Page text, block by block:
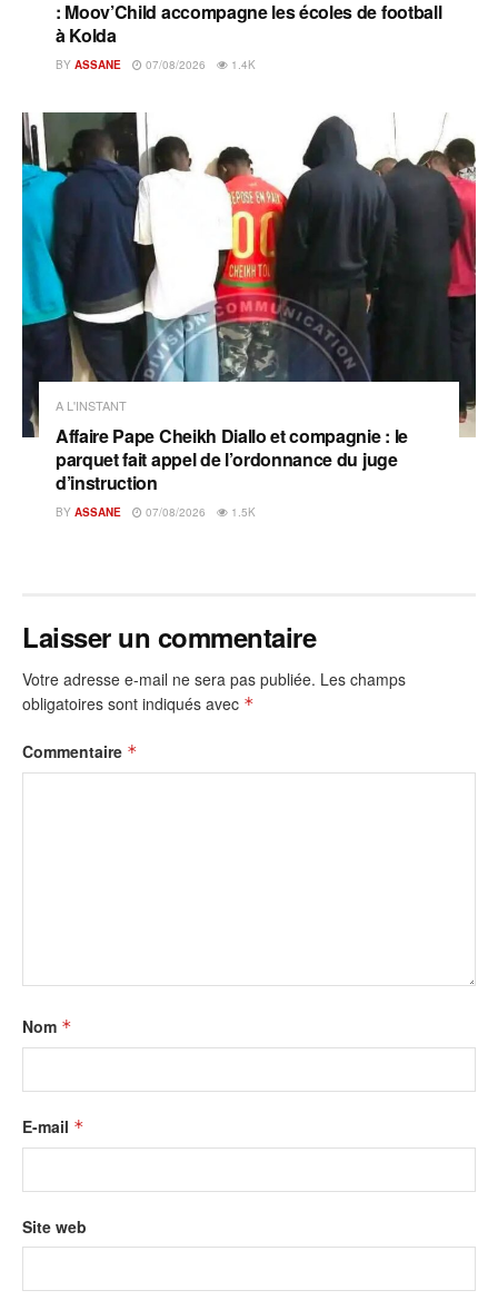
: Moov’Child accompagne les écoles de football
à Kolda
BY ASSANE 07/08/2026 1.4K
A L'INSTANT
Affaire Pape Cheikh Diallo et compagnie : le
parquet fait appel de l’ordonnance du juge
d’instruction
BY ASSANE 07/08/2026 1.5K
Laisser un commentaire
Votre adresse e-mail ne sera pas publiée. Les champs
obligatoires sont indiqués avec *
Commentaire *
Nom *
E-mail *
Site web